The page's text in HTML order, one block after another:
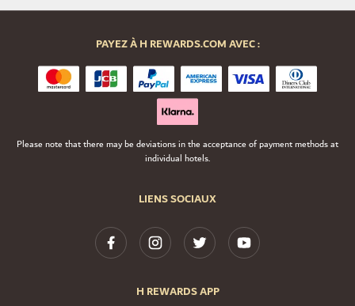
LIENS SOCIAUX
H REWARDS APP
PAYEZ À H REWARDS.COM AVEC :
Please note that there may be deviations in the acceptance of payment methods at
individual hotels.